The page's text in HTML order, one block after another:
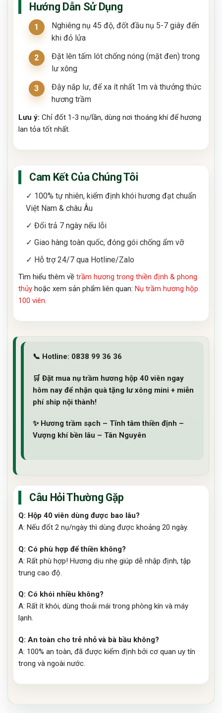
Hướng Dẫn Sử Dụng
Nghiêng nụ 45 độ, đốt đầu nụ 5-7 giây đến
khi đỏ lửa
Đặt lên tấm lót chống nóng (mặt đen) trong
lư xông
Đậy nắp lư, để xa ít nhất 1m và thưởng thức
hương trầm
Lưu ý: Chỉ đốt 1-3 nụ/lần, dùng nơi thoáng khí để hương
lan tỏa tốt nhất.
Cam Kết Của Chúng Tôi
✓ 100% tự nhiên, kiểm định khói hương đạt chuẩn
Việt Nam & châu Âu
✓ Đổi trả 7 ngày nếu lỗi
✓ Giao hàng toàn quốc, đóng gói chống ẩm vỡ
✓ Hỗ trợ 24/7 qua Hotline/Zalo
Tìm hiểu thêm về trầm hương trong thiền định & phong
thủy hoặc xem sản phẩm liên quan: Nụ trầm hương hộp
100 viên.
📞 Hotline: 0838 99 36 36
🛒 Đặt mua nụ trầm hương hộp 40 viên ngay
hôm nay để nhận quà tặng lư xông mini + miễn
phí ship nội thành!
✨ Hương trầm sạch – Tĩnh tâm thiền định –
Vượng khí bền lâu – Tân Nguyên
Câu Hỏi Thường Gặp
Q: Hộp 40 viên dùng được bao lâu?
A: Nếu đốt 2 nụ/ngày thì dùng được khoảng 20 ngày.
Q: Có phù hợp để thiền không?
A: Rất phù hợp! Hương dịu nhẹ giúp dễ nhập định, tập
trung cao độ.
Q: Có khói nhiều không?
A: Rất ít khói, dùng thoải mái trong phòng kín và máy
lạnh.
Q: An toàn cho trẻ nhỏ và bà bầu không?
A: 100% an toàn, đã được kiểm định bởi cơ quan uy tín
trong và ngoài nước.